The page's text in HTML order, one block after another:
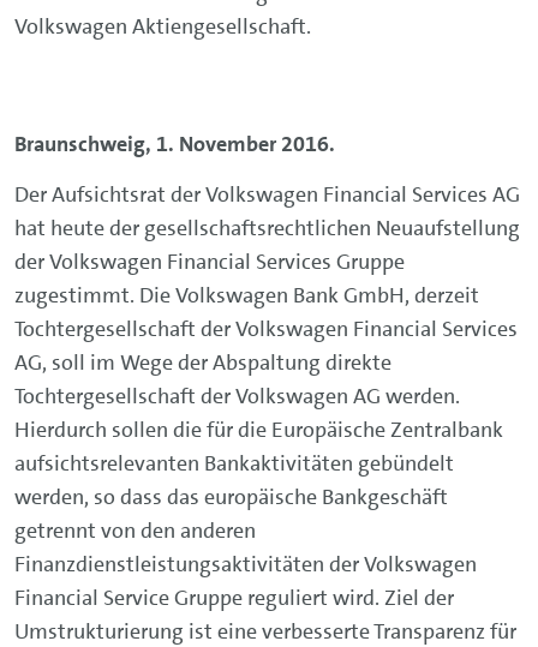
Volkswagen Aktiengesellschaft.
Braunschweig, 1. November 2016.
Der Aufsichtsrat der Volkswagen Financial Services AG
hat heute der gesellschaftsrechtlichen Neuaufstellung
der Volkswagen Financial Services Gruppe
zugestimmt. Die Volkswagen Bank GmbH, derzeit
Tochtergesellschaft der Volkswagen Financial Services
AG, soll im Wege der Abspaltung direkte
Tochtergesellschaft der Volkswagen AG werden.
Hierdurch sollen die für die Europäische Zentralbank
aufsichtsrelevanten Bankaktivitäten gebündelt
werden, so dass das europäische Bankgeschäft
getrennt von den anderen
Finanzdienstleistungsaktivitäten der Volkswagen
Financial Service Gruppe reguliert wird. Ziel der
Umstrukturierung ist eine verbesserte Transparenz für